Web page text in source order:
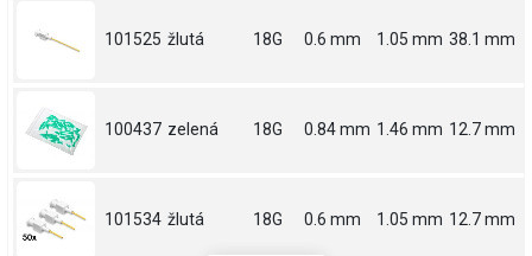
101525 žlutá 18G 0.6 mm 1.05 mm 38.1 mm
100437 zelená 18G 0.84 mm 1.46 mm 12.7 mm
101534 žlutá 18G 0.6 mm 1.05 mm 12.7 mm